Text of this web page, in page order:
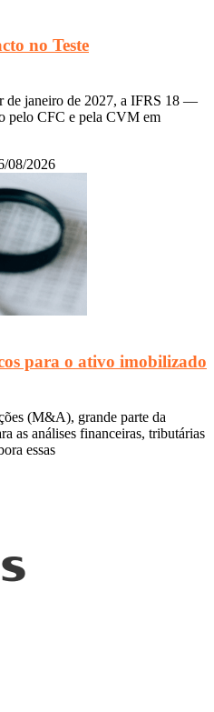
no Teste
de janeiro de 2027, a IFRS 18 —
pelo CFC e pela CVM em
08/2026
para o ativo imobilizado
(M&A), grande parte da
as análises financeiras, tributárias
essas